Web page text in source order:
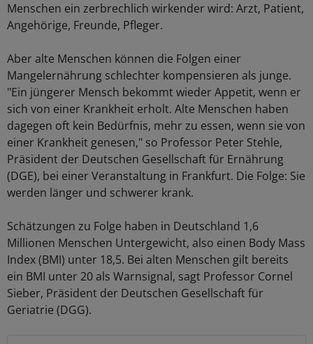
Menschen ein zerbrechlich wirkender wird: Arzt, Patient,
Angehörige, Freunde, Pfleger.
Aber alte Menschen können die Folgen einer
Mangelernährung schlechter kompensieren als junge.
"Ein jüngerer Mensch bekommt wieder Appetit, wenn er
sich von einer Krankheit erholt. Alte Menschen haben
dagegen oft kein Bedürfnis, mehr zu essen, wenn sie von
einer Krankheit genesen," so Professor Peter Stehle,
Präsident der Deutschen Gesellschaft für Ernährung
(DGE), bei einer Veranstaltung in Frankfurt. Die Folge: Sie
werden länger und schwerer krank.
Schätzungen zu Folge haben in Deutschland 1,6
Millionen Menschen Untergewicht, also einen Body Mass
Index (BMI) unter 18,5. Bei alten Menschen gilt bereits
ein BMI unter 20 als Warnsignal, sagt Professor Cornel
Sieber, Präsident der Deutschen Gesellschaft für
Geriatrie (DGG).